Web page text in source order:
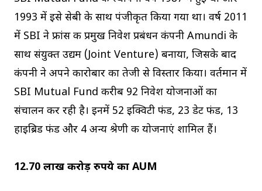
1993 में इसे सेबी के साथ पंजीकृत किया गया था। वर्ष 2011
में SBI ने फ्रांस की प्रमुख निवेश प्रबंधन कंपनी Amundi के
साथ संयुक्त उद्यम (Joint Venture) बनाया, जिसके बाद
कंपनी ने अपने कारोबार का तेजी से विस्तार किया। वर्तमान में
SBI Mutual Fund करीब 92 निवेश योजनाओं का
संचालन कर रही है। इनमें 52 इक्विटी फंड, 23 डेट फंड, 13
हाइब्रिड फंड और 4 अन्य श्रेणी की योजनाएं शामिल हैं।
12.70 लाख करोड़ रुपये का AUM